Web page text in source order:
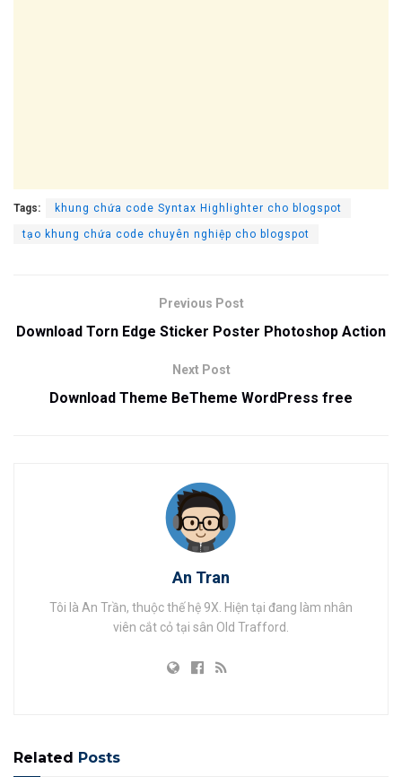
Tags: khung chứa code Syntax Highlighter cho blogspot
tạo khung chứa code chuyên nghiệp cho blogspot
Previous Post
Download Torn Edge Sticker Poster Photoshop Action
Next Post
Download Theme BeTheme WordPress free
An Tran
Tôi là An Trần, thuộc thế hệ 9X. Hiện tại đang làm nhân
viên cắt cỏ tại sân Old Trafford.
Related Posts